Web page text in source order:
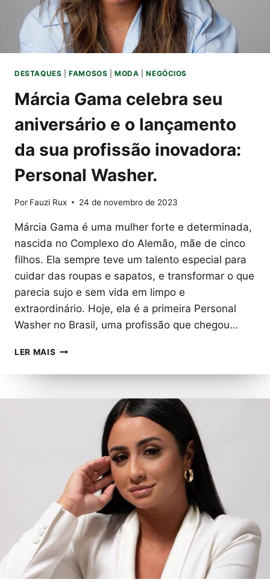
DESTAQUES |FAMOSOS |MODA |NEGÓCIOS
Márcia Gama celebra seu
aniversário e o lançamento
da sua profissão inovadora:
Personal Washer.
Por Fauzi Rux 24 de novembro de 2023
Márcia Gama é uma mulher forte e determinada,
nascida no Complexo do Alemão, mãe de cinco
filhos. Ela sempre teve um talento especial para
cuidar das roupas e sapatos, e transformar o que
parecia sujo e sem vida em limpo e
extraordinário. Hoje, ela é a primeira Personal
Washer no Brasil, uma profissão que chegou…
LER MAIS MÁRCIA
CELEBRA
ANIVERSÁRIO
LANÇAMENTO
PROFISSÃO
INOVADORA:
PERSONAL
WASHER.